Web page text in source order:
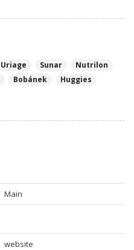
Uriage Sunar
Nutrilon
Bobánek
Huggies
Main
website